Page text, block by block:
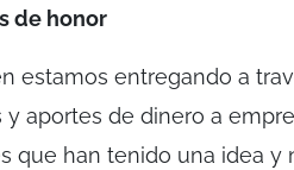
de honor
estamos entregando a
y aportes de dinero a
que han tenido una idea y